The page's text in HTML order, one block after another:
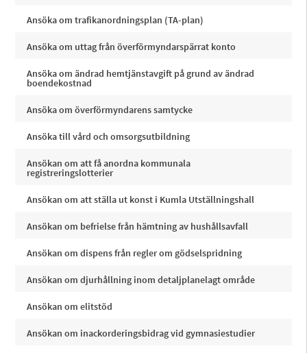
Ansöka om trafikanordningsplan (TA-plan)
Ansöka om uttag från överförmyndarspärrat konto
Ansöka om ändrad hemtjänstavgift på grund av ändrad
boendekostnad
Ansöka om överförmyndarens samtycke
Ansöka till vård och omsorgsutbildning
Ansökan om att få anordna kommunala
registreringslotterier
Ansökan om att ställa ut konst i Kumla Utställningshall
Ansökan om befrielse från hämtning av hushållsavfall
Ansökan om dispens från regler om gödselspridning
Ansökan om djurhållning inom detaljplanelagt område
Ansökan om elitstöd
Ansökan om inackorderingsbidrag vid gymnasiestudier